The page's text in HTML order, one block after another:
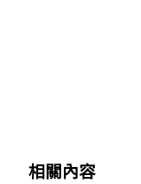
相關內容